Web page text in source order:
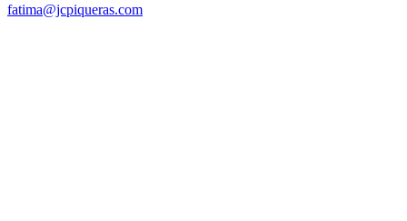
fatima@jcpiqueras.com